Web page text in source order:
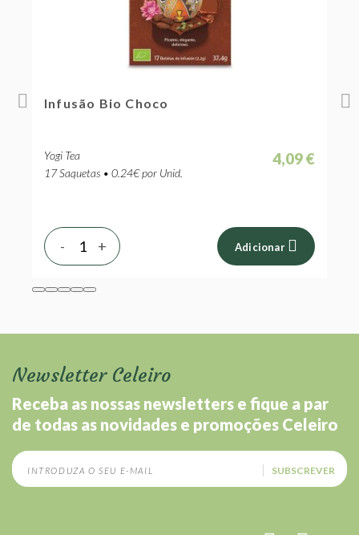
Infusão Bio Choco
Yogi Tea
17 Saquetas • 0.24€ por Unid.
4,09 €
+
- Adicionar
Newsletter Celeiro
Receba as nossas newsletters e fique a par
de todas as novidades e promoções Celeiro
SUBSCREVER